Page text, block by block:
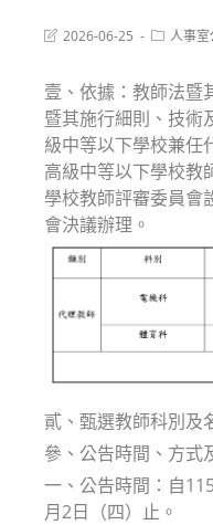
Post2026-06-25
Post人事室
壹、依據：教師法暨
暨其施行細則、技術
級中等以下學校兼任
高級中等以下學校教
學校教師評審委員會
會決議辦理。
貳、甄選教師科別及
參、公告時間、方式
一、公告時間：自
月2日（四）止。